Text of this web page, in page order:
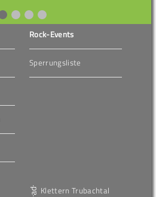
Rock-Events
Sperrungsliste
Klettern Trubachtal